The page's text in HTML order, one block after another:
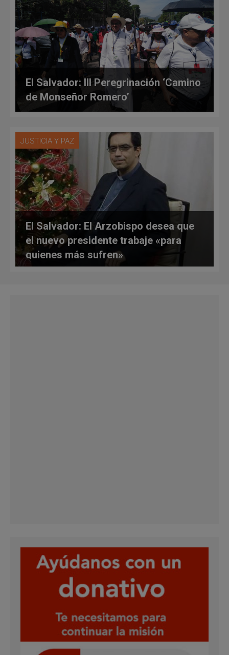
El Salvador: III Peregrinación ‘Camino
de Monseñor Romero’
JUSTICIA Y PAZ
El Salvador: El Arzobispo desea que
el nuevo presidente trabaje «para
quienes más sufren»